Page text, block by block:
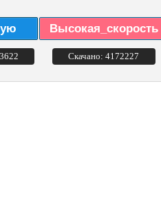
Высокая_скорость
Скачано: 4172227